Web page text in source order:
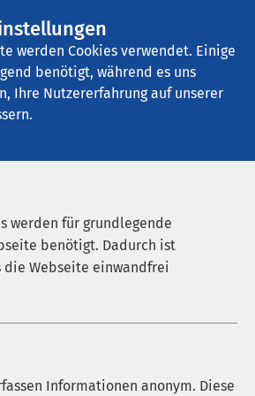
werden Cookies verwendet. Einige
benötigt, während es uns
Ihre Nutzererfahrung auf unserer
werden für grundlegende
benötigt. Dadurch ist
die Webseite einwandfrei
Informationen anonym. Diese
medizinische, therapeutische
und Versorgung der